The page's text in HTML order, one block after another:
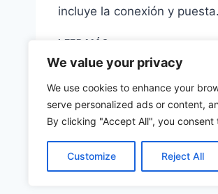
We value your privacy
We use cookies to enhance your
serve personalized ads or content,
By clicking "Accept All", you consent
Customize Reject All
incluye la conexión y
LEER MÁS
SERVICIO
MAX
DE
DIESL.COM?